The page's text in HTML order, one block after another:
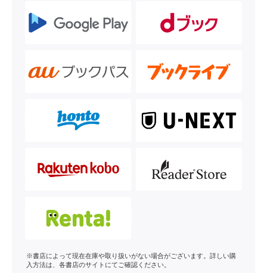
※書店によって現在在庫や取り扱いがない場合がございます。詳しい購
入方法は、各書店のサイトにてご確認ください。